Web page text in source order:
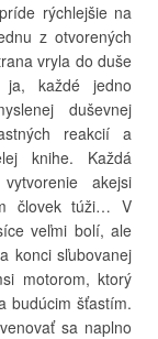
rýchlejšie na
z otvorených
vryla do duše
ja, každé jedno
duševnej
reakcií a
knihe. Každá
akejsi
človek túži… V
veľmi bolí, ale
konci sľubovanej
motorom, ktorý
budúcim šťastím.
sa naplno